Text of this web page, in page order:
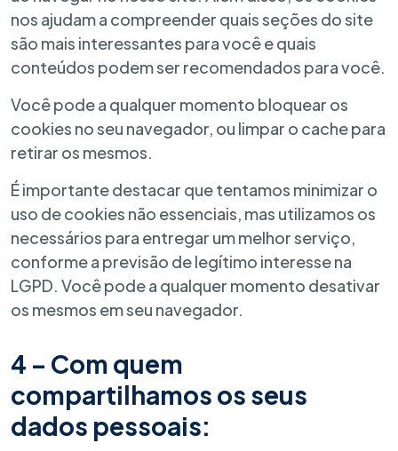
nos ajudam a compreender quais seções do site
são mais interessantes para você e quais
conteúdos podem ser recomendados para você.
Você pode a qualquer momento bloquear os
cookies no seu navegador, ou limpar o cache para
retirar os mesmos.
É importante destacar que tentamos minimizar o
uso de cookies não essenciais, mas utilizamos os
necessários para entregar um melhor serviço,
conforme a previsão de legítimo interesse na
LGPD. Você pode a qualquer momento desativar
os mesmos em seu navegador.
4 – Com quem
compartilhamos os seus
dados pessoais: